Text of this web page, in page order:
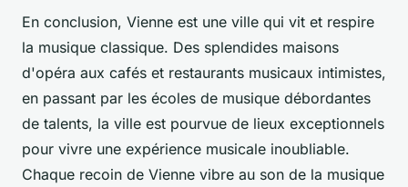
En conclusion, Vienne est une ville qui vit et respire
la musique classique. Des splendides maisons
d'opéra aux cafés et restaurants musicaux intimistes,
en passant par les écoles de musique débordantes
de talents, la ville est pourvue de lieux exceptionnels
pour vivre une expérience musicale inoubliable.
Chaque recoin de Vienne vibre au son de la musique